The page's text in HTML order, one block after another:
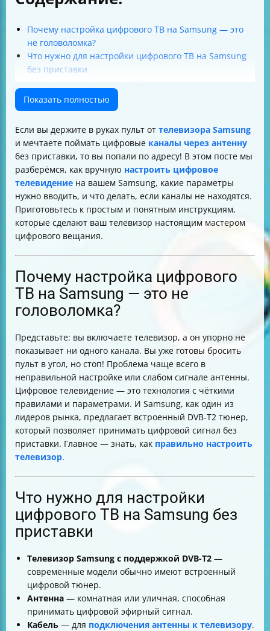
Почему настройка цифрового ТВ на Samsung — это
не головоломка?
Что нужно для настройки цифрового ТВ на Samsung
без приставки
пошаговая инструкция
Что делать, если телевизор Samsung не находит
Как изменить, удалить или заблокировать каналы на
Samsung
Какие каналы доступны после настройки цифрового
ТВ
Таблица сравнения способов настройки цифрового
ТВ на Samsung
Итог
Показать полностью
Если вы держите в руках пульт от телевизора Samsung
и мечтаете поймать цифровые каналы через антенну
без приставки, то вы попали по адресу! В этом посте мы
разберёмся, как вручную настроить цифровое
телевидение на вашем Samsung, какие параметры
нужно вводить, и что делать, если каналы не находятся.
Приготовьтесь к простым и понятным инструкциям,
которые сделают ваш телевизор настоящим мастером
цифрового вещания.
Почему настройка цифрового
ТВ на Samsung — это не
головоломка?
Представьте: вы включаете телевизор, а он упорно не
показывает ни одного канала. Вы уже готовы бросить
пульт в угол, но стоп! Проблема чаще всего в
неправильной настройке или слабом сигнале антенны.
Цифровое телевидение — это технология с чёткими
правилами и параметрами. И Samsung, как один из
лидеров рынка, предлагает встроенный DVB-T2 тюнер,
который позволяет принимать цифровой сигнал без
приставки. Главное — знать, как правильно настроить
телевизор.
Что нужно для настройки
цифрового ТВ на Samsung без
приставки
Телевизор Samsung с поддержкой DVB-T2 —
современные модели обычно имеют встроенный
цифровой тюнер.
Антенна — комнатная или уличная, способная
принимать цифровой эфирный сигнал.
Кабель — для подключения антенны к телевизору.